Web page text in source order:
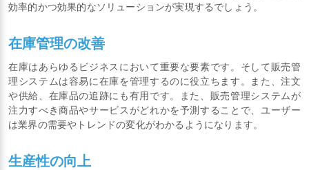
効率的かつ効果的なソリューションが実現するでしょう。
在庫管理の改善
在庫はあらゆるビジネスにおいて重要な要素です。そして販売管
理システムは容易に在庫を管理するのに役立ちます。また、注文
や供給、在庫品の追跡にも有用です。また、販売管理システムが
注力すべき商品やサービスがどれかを予測することで、ユーザー
は業界の需要やトレンドの変化がわかるようになります。
生産性の向上